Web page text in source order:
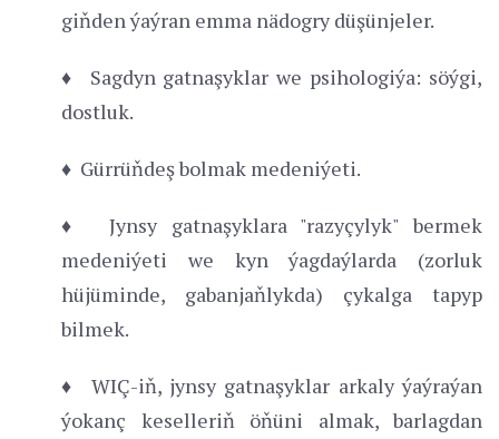
giňden ýaýran emma nädogry düşünjeler.
♦ Sagdyn gatnaşyklar we psihologiýa: söýgi,
dostluk.
♦ Gürrüňdeş bolmak medeniýeti.
♦ Jynsy gatnaşyklara "razyçylyk" bermek
medeniýeti we kyn ýagdaýlarda (zorluk
hüjüminde, gabanjaňlykda) çykalga tapyp
bilmek.
♦ WIÇ-iň, jynsy gatnaşyklar arkaly ýaýraýan
ýokanç keselleriň öňüni almak, barlagdan